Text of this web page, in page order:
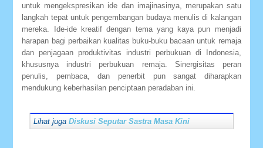
untuk mengekspresikan ide dan imajinasinya, merupakan satu
langkah tepat untuk pengembangan budaya menulis di kalangan
mereka. Ide-ide kreatif dengan tema yang kaya pun menjadi
harapan bagi perbaikan kualitas buku-buku bacaan untuk remaja
dan penjagaan produktivitas industri perbukuan di Indonesia,
khususnya industri perbukuan remaja. Sinergisitas peran
penulis, pembaca, dan penerbit pun sangat diharapkan
mendukung keberhasilan penciptaan peradaban ini.
Lihat jugaDiskusi Seputar Sastra Masa Kini